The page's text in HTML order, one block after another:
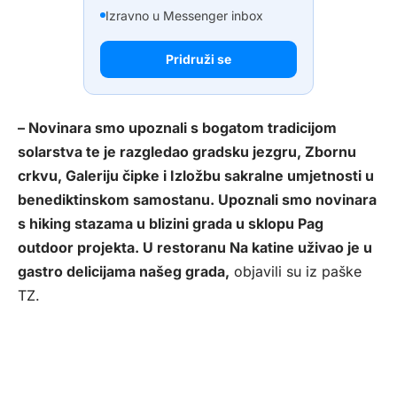
Izravno u Messenger inbox
Pridruži se
– Novinara smo upoznali s bogatom tradicijom
solarstva te je razgledao gradsku jezgru, Zbornu
crkvu, Galeriju čipke i Izložbu sakralne umjetnosti u
benediktinskom samostanu. Upoznali smo novinara
s hiking stazama u blizini grada u sklopu Pag
outdoor projekta. U restoranu Na katine uživao je u
gastro delicijama našeg grada, objavili su iz paške
TZ.